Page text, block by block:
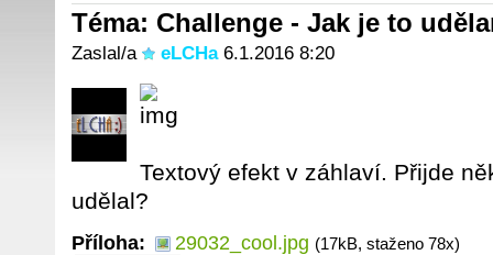
Téma: Challenge - Jak je to
Zaslal/a eLCHa6.1.2016 8:20
Textový efekt v záhlaví. Přijde
udělal?
Příloha: 29032_cool.jpg (17kB, staženo 78x)